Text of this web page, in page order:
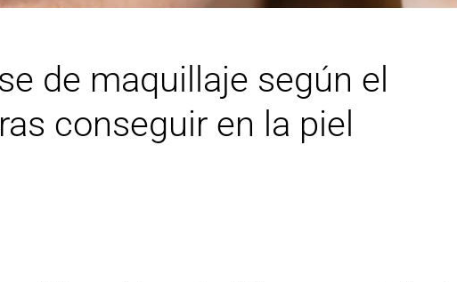
de maquillaje según el
conseguir en la piel